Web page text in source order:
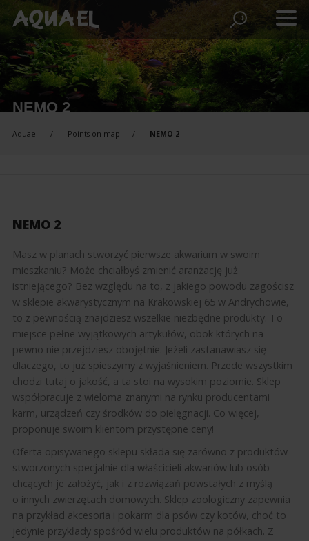
NEMO 2
Aquael Points on map NEMO 2
NEMO 2
Masz w planach stworzyć pierwsze akwarium w swoim
mieszkaniu? Może chciałbyś zmienić aranżację już
istniejącego? Bez względu na to, z jakiego powodu zagościsz
w sklepie akwarystycznym na Krakowskiej 65 w Andrychowie,
to z pewnością znajdziesz wszelkie niezbędne produkty. To
miejsce pełne wyjątkowych artykułów, obok których na
pewno nie przejdziesz obojętnie. Jeżeli zastanawiasz się
dlaczego, to już spieszymy z wyjaśnieniem. Przede wszystkim
chodzi tutaj o jakość, a ta stoi na wysokim poziomie. Sklep
współpracuje z wieloma znanymi na rynku producentami
karm, urządzeń czy środków do pielęgnacji. Co więcej,
proponuje swoim klientom przystępne ceny!
Oferta opisywanego sklepu składa się zarówno z produktów
stworzonych specjalnie dla właścicieli akwariów lub osób
chcących je założyć, jak i z rozwiązań powstałych z myślą
o innych zwierzętach domowych. Sklep zoologiczny zapewnia
na przykład akcesoria i pokarm dla psów czy kotów, choć to
jedynie przykłady spośród wielu produktów na półkach. Z